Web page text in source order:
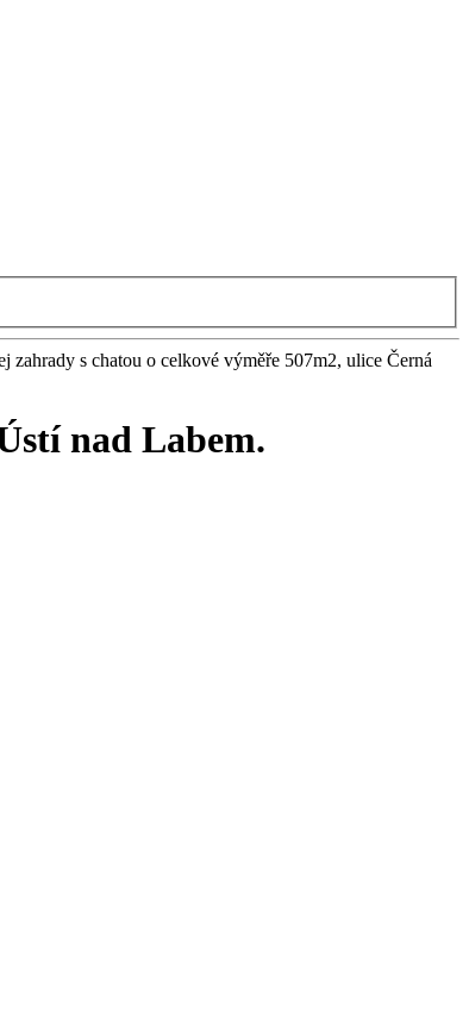
zahrady s chatou o celkové výměře 507m2, ulice Černá
nad Labem.